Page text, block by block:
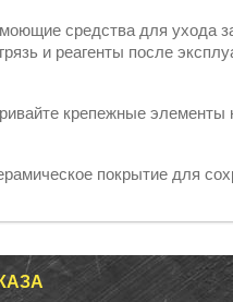
средства для ухода
и реагенты после
крепежные элементы
покрытие для